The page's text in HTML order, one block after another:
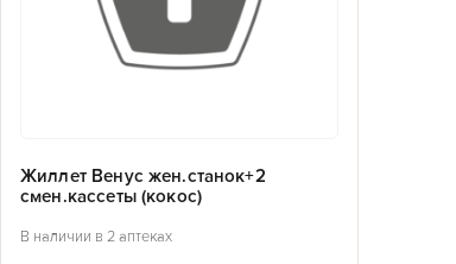
Жиллет Венус жен.станок+2
смен.кассеты (кокос)
В наличии в 2 аптеках